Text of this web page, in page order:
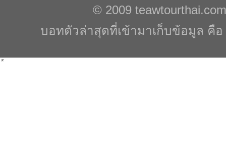
© 2009 teawtourthai.com
บอทตัวล่าสุดที่เข้ามาเก็บข้อมูล คือ